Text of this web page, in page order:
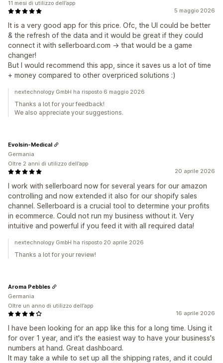
5 maggio 2026
It is a very good app for this price. Ofc, the UI could be better
& the refresh of the data and it would be great if they could
connect it with sellerboard.com -> that would be a game
changer!
But I would recommend this app, since it saves us a lot of time
+ money compared to other overpriced solutions :)
11 mesi di utilizzo dell’app
nextechnology GmbH ha risposto 6 maggio 2026
Thanks a lot for your feedback!
We also appreciate your suggestions.
20 aprile 2026
I work with sellerboard now for several years for our amazon
controlling and now extended it also for our shopify sales
channel. Sellerboard is a crucial tool to determine your profits
in ecommerce. Could not run my business without it. Very
intuitive and powerful if you feed it with all required data!
Evolsin-Medical
Germania
Oltre 2 anni di utilizzo dell’app
nextechnology GmbH ha risposto 20 aprile 2026
Thanks a lot for your review!
16 aprile 2026
I have been looking for an app like this for a long time. Using it
for over 1 year, and it's the easiest way to have your business's
numbers at hand. Great dashboard.
It may take a while to set up all the shipping rates, and it could
Aroma Pebbles
Germania
Oltre un anno di utilizzo dell’app